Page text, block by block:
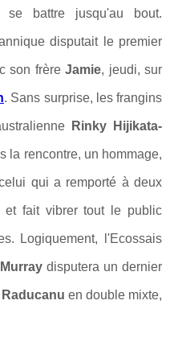
battre jusqu'au bout.
disputait le premier
son frèreJamie, jeudi, sur
. Sans surprise, les frangins
Rinky Hijikata-
la rencontre, un hommage,
qui a remporté à deux
et fait vibrer tout le public
Logiquement, l'Ecossais
Murraydisputera un dernier
Raducanu en double mixte,